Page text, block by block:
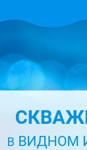
В ВИДНОМ